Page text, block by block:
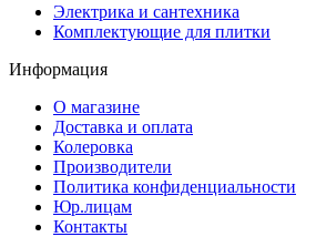
Электрика и сантехника
Комплектующие для плитки
Информация
О магазине
Доставка и оплата
Колеровка
Производители
Политика конфиденциальности
Юр.лицам
Контакты